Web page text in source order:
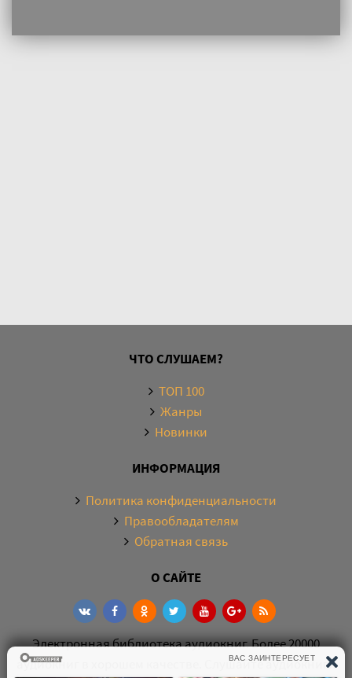
ЧТО СЛУШАЕМ?
ТОП 100
Жанры
Новинки
ИНФОРМАЦИЯ
Политика конфиденциальности
Правообладателям
Обратная связь
О САЙТЕ
Электронная библиотека аудиокниг. Более 20000
аудиокниг в хорошем качестве. Слушайте аудиокниги